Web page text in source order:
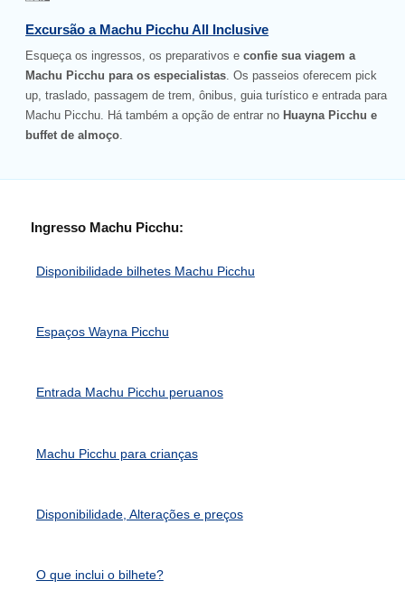
Excursão a Machu Picchu All Inclusive
Esqueça os ingressos, os preparativos e confie sua viagem a
Machu Picchu para os especialistas . Os passeios oferecem pick
up, traslado, passagem de trem, ônibus, guia turístico e entrada para
Machu Picchu. Há também a opção de entrar no Huayna Picchu e
buffet de almoço
Ingresso Machu Picchu:
Disponibilidade bilhetes Machu Picchu
Espaços Wayna Picchu
Entrada Machu Picchu peruanos
Machu Picchu para crianças
Disponibilidade, Alterações e preços
O que inclui o bilhete?